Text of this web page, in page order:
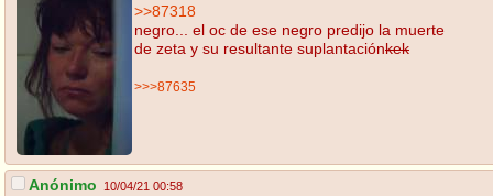
>>87318
negro... el oc de ese negro predijo la muerte
de zeta y su resultante suplantaciónkek
>>>87635
Anónimo 10/04/21 00:58